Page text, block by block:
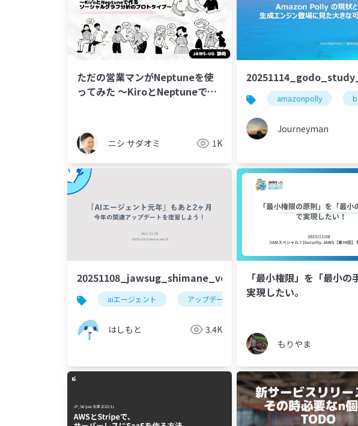
ただの営業マンがNeptuneを使
ってみた ～KiroとNeptuneで作
ニシ サダオミ 1K
amazonpolly
Journeyman
20251108_jawsug_shimane_vol14
aiエージェント アップデート aws
はしもと 3.4K
「最小権限」を「最小の
実現したい。
もりやま